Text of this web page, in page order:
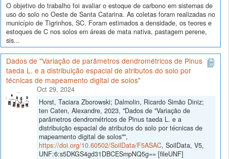
O objetivo do trabalho foi avaliar o estoque de carbono em sistemas de
uso do solo no Oeste de Santa Catarina. As coletas foram realizadas no
município de Tigrinhos, SC. Foram estimados a densidade, os teores e
estoques de C nos solos em áreas de mata nativa, pastagem perene,
sis...
Dados de "Variação de parâmetros dendrométricos de Pinus
taeda L. e a distribuição espacial de atributos do solo por
técnicas de mapeamento digital de solos"
Oct 29, 2024
Horst, Taciara Zborowski; Dalmolin, Ricardo Simão Diniz;
ten Caten, Alexandre, 2023, "Dados de "Variação de
parâmetros dendrométricos de Pinus taeda L. e a
distribuição espacial de atributos do solo por técnicas de
mapeamento digital de solos"",
https://doi.org/10.60502/SoilData/F5ASAC, SoilData, V5,
UNF:6:s5DKGS4gd31DBCESmpNQ5g== [fileUNF]